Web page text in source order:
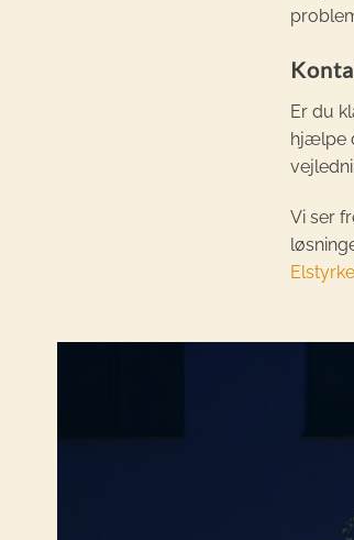
Er du
hjælpe
Vi ser